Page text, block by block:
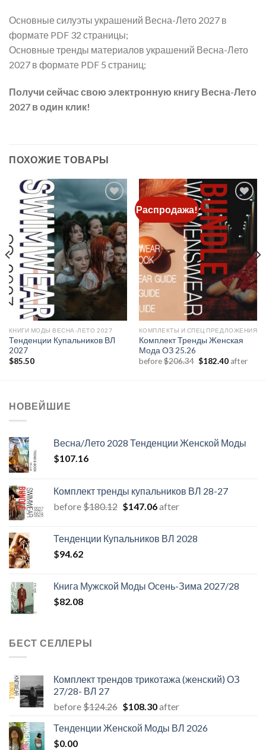
Основные силуэты украшений Весна-Лето 2027 в
формате PDF 32 страницы;
Основные тренды материалов украшений Весна-Лето
2027 в формате PDF 5 страниц;
Получи сейчас свою электронную книгу Весна-Лето
2027 в один клик!
ПОХОЖИЕ ТОВАРЫ
Add to
wishlist
КНИГИ МОДЫ ВЕСНА-ЛЕТО 2027
Тенденции Купальников ВЛ
2027
$85.50
Распродажа!
Add to
wishlist
КОМПЛЕКТЫ И СПЕЦ ПРЕДЛОЖЕНИЯ
Комплект Тренды Женская
Мода ОЗ 25.26
before$206.34 Первоначальная
$182.40Текущая
after
НОВЕЙШИЕ
Весна/Лето 2028 Тенденции Женской Моды
$107.16
Комплект тренды купальников ВЛ 28-27
before$180.12 Первоначальная
$180.12.
$147.06Текущая
after
Тенденции Купальников ВЛ 2028
$94.62
Книга Мужской Моды Осень-Зима 2027/28
$82.08
БЕСТ СЕЛЛЕРЫ
Комплект трендов трикотажа (женский) ОЗ
27/28- ВЛ 27
before$124.26 Первоначальная
составляла
$108.30Текущая
$108.30.
after
Тенденции Женской Моды ВЛ 2026
$0.00